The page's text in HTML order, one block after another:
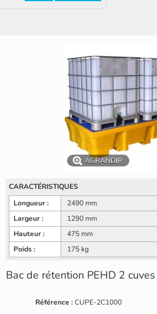
AGRANDIR
CARACTÉRISTIQUES
Longueur :
2490 mm
Largeur :
1290 mm
Hauteur :
475 mm
Poids :
175 kg
Bac de rétention PEHD 2
Référence : CUPE-2C1000